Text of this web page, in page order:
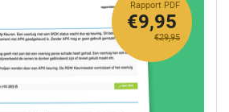
Rapport PDF
€29,95
€9,95